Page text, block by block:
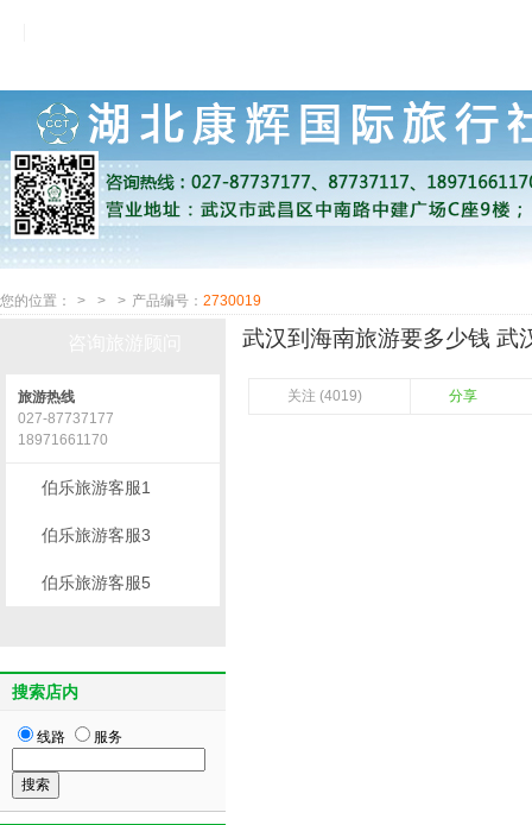
您的位置： > > > 产品编号： 2730019
武汉到海南旅游要多少钱 武
关注 (4019) 分享
旅游热线
027-87737177
18971661170
伯乐旅游客服1
伯乐旅游客服3
伯乐旅游客服5
搜索店内
线路 服务